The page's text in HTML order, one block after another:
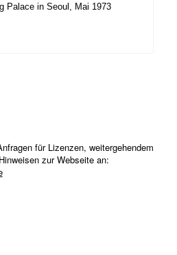
Palace in Seoul, Mai 1973
für Lizenzen, weitergehendem
zur Webseite an: